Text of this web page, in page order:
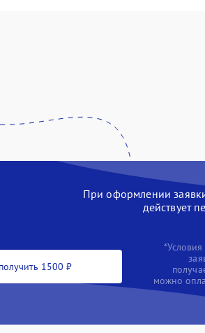
При оформлении
действует
1500 ₽
можно